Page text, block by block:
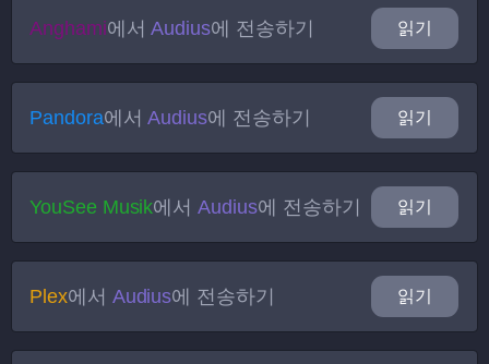
Anghami에서Audius에 전송하기 읽기
Pandora에서Audius에 전송하기 읽기
YouSee Musik에서Audius에 전송하기 읽기
Plex에서 Audius에 전송하기 읽기